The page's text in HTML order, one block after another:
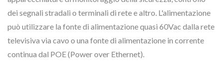
dei segnali stradali o terminali di rete e altro. L'alimentazione
può utilizzare la fonte di alimentazione quasi 60Vac dalla rete
televisiva via cavo o una fonte di alimentazione in corrente
continua dal POE (Power over Ethernet).